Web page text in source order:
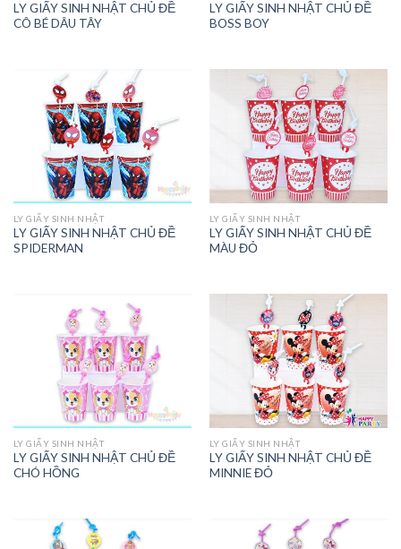
LY GIẤY SINH NHẬT CHỦ ĐỀ
CÔ BÉ DÂU TÂY
LY GIẤY SINH NHẬT CHỦ ĐỀ
BOSS BOY
LY GIẤY SINH NHẬT
LY GIẤY SINH NHẬT CHỦ ĐỀ
SPIDERMAN
LY GIẤY SINH NHẬT
LY GIẤY SINH NHẬT CHỦ ĐỀ
MÀU ĐỎ
LY GIẤY SINH NHẬT
LY GIẤY SINH NHẬT CHỦ ĐỀ
CHÓ HỒNG
LY GIẤY SINH NHẬT
LY GIẤY SINH NHẬT CHỦ ĐỀ
MINNIE ĐỎ